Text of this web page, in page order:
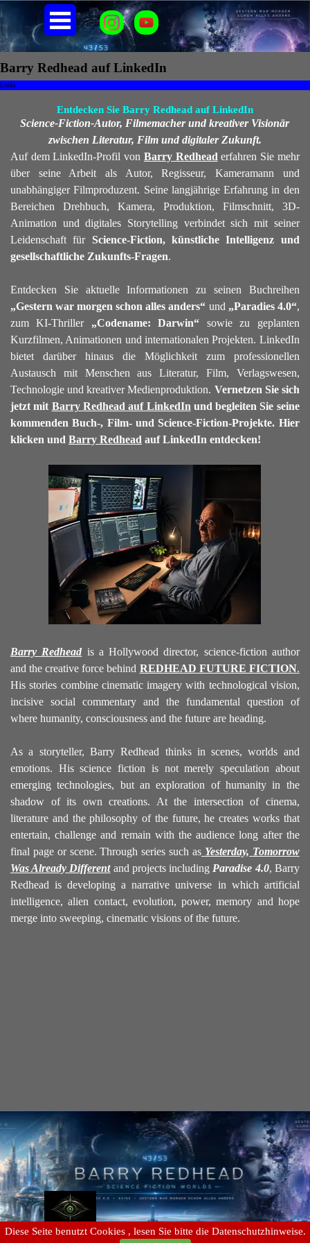
Direkt zum SeiteninhaltMenü überspringen
Barry Redhead auf LinkedIn
Links
Entdecken Sie Barry Redhead auf LinkedIn
Science-Fiction-Autor, Filmemacher und kreativer Visionär
zwischen Literatur, Film und digitaler Zukunft.
Auf dem LinkedIn-Profil von Barry Redhead erfahren Sie mehr
über seine Arbeit als Autor, Regisseur, Kameramann und
unabhängiger Filmproduzent. Seine langjährige Erfahrung in den
Bereichen Drehbuch, Kamera, Produktion, Filmschnitt, 3D-
Animation und digitales Storytelling verbindet sich mit seiner
Leidenschaft für Science-Fiction, künstliche Intelligenz und
gesellschaftliche Zukunfts-Fragen.
Entdecken Sie aktuelle Informationen zu seinen Buchreihen
„Gestern war morgen schon alles anders“ und „Paradies 4.0“,
zum KI-Thriller „Codename: Darwin“ sowie zu geplanten
Kurzfilmen, Animationen und internationalen Projekten. LinkedIn
bietet darüber hinaus die Möglichkeit zum professionellen
Austausch mit Menschen aus Literatur, Film, Verlagswesen,
Technologie und kreativer Medienproduktion. Vernetzen Sie sich
jetzt mit Barry Redhead auf LinkedIn und begleiten Sie seine
kommenden Buch-, Film- und Science-Fiction-Projekte. Hier
klicken und Barry Redhead auf LinkedIn entdecken!
Barry Redhead is a Hollywood director, science-fiction author
and the creative force behind REDHEAD FUTURE FICTION.
His stories combine cinematic imagery with technological vision,
incisive social commentary and the fundamental question of
where humanity, consciousness and the future are heading.
As a storyteller, Barry Redhead thinks in scenes, worlds and
emotions. His science fiction is not merely speculation about
emerging technologies, but an exploration of humanity in the
shadow of its own creations. At the intersection of cinema,
literature and the philosophy of the future, he creates works that
entertain, challenge and remain with the audience long after the
final page or scene.Through series such as Yesterday, Tomorrow
Was Already Different and projects including Paradise 4.0, Barry
Redhead is developing a narrative universe in which artificial
intelligence, alien contact, evolution, power, memory and hope
merge into sweeping, cinematic visions of the future.
Diese Seite benutzt Cookies , lesen Sie bitte die Datenschutzhinweise.